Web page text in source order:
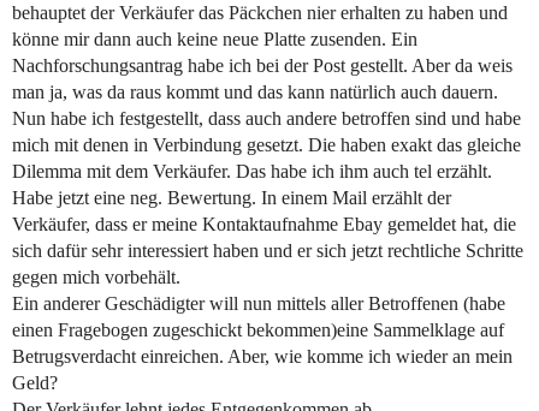
behauptet der Verkäufer das Päckchen nier erhalten zu haben und
könne mir dann auch keine neue Platte zusenden. Ein
Nachforschungsantrag habe ich bei der Post gestellt. Aber da weis
man ja, was da raus kommt und das kann natürlich auch dauern.
Nun habe ich festgestellt, dass auch andere betroffen sind und habe
mich mit denen in Verbindung gesetzt. Die haben exakt das gleiche
Dilemma mit dem Verkäufer. Das habe ich ihm auch tel erzählt.
Habe jetzt eine neg. Bewertung. In einem Mail erzählt der
Verkäufer, dass er meine Kontaktaufnahme Ebay gemeldet hat, die
sich dafür sehr interessiert haben und er sich jetzt rechtliche Schritte
gegen mich vorbehält.
Ein anderer Geschädigter will nun mittels aller Betroffenen (habe
einen Fragebogen zugeschickt bekommen)eine Sammelklage auf
Betrugsverdacht einreichen. Aber, wie komme ich wieder an mein
Geld?